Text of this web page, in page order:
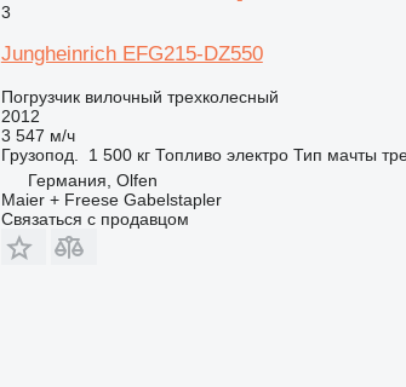
3
Jungheinrich EFG215-DZ550
Погрузчик вилочный трехколесный
2012
3 547 м/ч
Грузопод.
1 500 кг Топливо электро Тип мачты
Германия, Olfen
Maier + Freese Gabelstapler
Связаться с продавцом